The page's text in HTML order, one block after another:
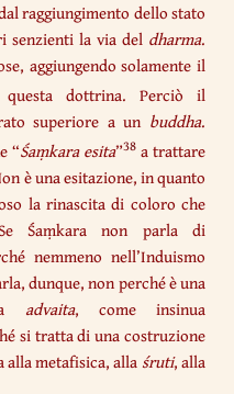
raggiungimento dello stato
senzienti la via del dharma.
aggiungendo solamente il
dottrina. Perciò il
superiore a un buddha.
“Śaṃkara esita”38a trattare
è una esitazione, in quanto
la rinascita di coloro che
Śaṃkara non parla di
nemmeno nell’Induismo
dunque, non perché è una
advaita, come insinua
si tratta di una costruzione
alla metafisica, allaśruti, alla